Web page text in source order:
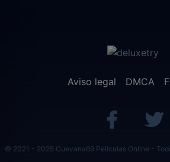
Aviso legal DMCA
© 2021 - 2025 Cuevana69 Peliculas Online -